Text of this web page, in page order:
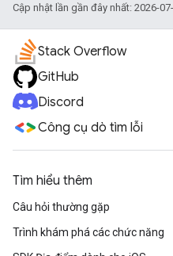
Cập nhật lần gần đây nhất: 2026-07-
Stack Overflow
GitHub
Discord
Công cụ dò tìm lỗi
Tìm hiểu thêm
Câu hỏi thường gặp
Trình khám phá các chức năng